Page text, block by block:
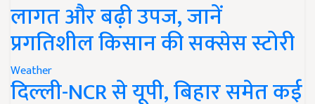
लागत और बढ़ी उपज, जानें
प्रगतिशील किसान की सक्सेस स्टोरी
Weather
दिल्ली-NCR से यूपी, बिहार समेत कई